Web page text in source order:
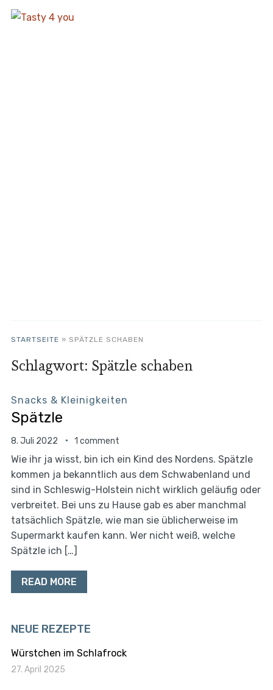
STARTSEITE » SPÄTZLE SCHABEN
Schlagwort: Spätzle schaben
Snacks & Kleinigkeiten
Spätzle
8. Juli 2022 1 comment
Wie ihr ja wisst, bin ich ein Kind des Nordens. Spätzle
kommen ja bekanntlich aus dem Schwabenland und
sind in Schleswig-Holstein nicht wirklich geläufig oder
verbreitet. Bei uns zu Hause gab es aber manchmal
tatsächlich Spätzle, wie man sie üblicherweise im
Supermarkt kaufen kann. Wer nicht weiß, welche
Spätzle ich […]
READ MORE
NEUE REZEPTE
Würstchen im Schlafrock
27. April 2025